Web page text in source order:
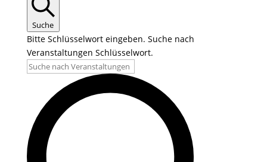
Suche
Bitte Schlüsselwort eingeben. Suche nach
Veranstaltungen Schlüsselwort.